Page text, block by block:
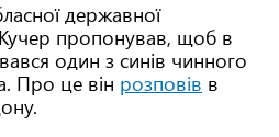
державної
Кучер пропонував, щоб в
один з синів чинного
Про це він розповів в